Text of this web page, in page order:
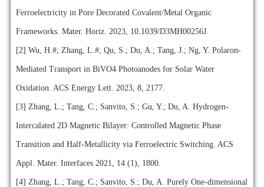
Ferroelectricity in Pore Decorated Covalent/Metal Organic
Frameworks. Mater. Horiz. 2023, 10.1039/D3MH00256J.
[2] Wu, H.#; Zhang, L.#; Qu, S.; Du, A.; Tang, J.; Ng, Y. Polaron-
Mediated Transport in BiVO4 Photoanodes for Solar Water
Oxidation. ACS Energy Lett. 2023, 8, 2177.
[3] Zhang, L.; Tang, C.; Sanvito, S.; Gu, Y.; Du, A. Hydrogen-
Intercalated 2D Magnetic Bilayer: Controlled Magnetic Phase
Transition and Half-Metallicity via Ferroelectric Switching. ACS
Appl. Mater. Interfaces 2021, 14 (1), 1800.
[4] Zhang, L.; Tang, C.; Sanvito, S.; Du, A. Purely One-dimensional